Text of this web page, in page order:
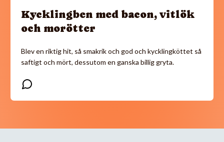
Kycklingben med bacon, vitlök
och morötter
Blev en riktig hit, så smakrik och god och kycklingköttet så
saftigt och mört, dessutom en ganska billig gryta.